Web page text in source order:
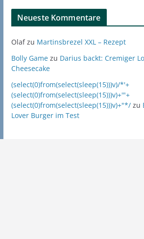
Neueste Kommentare
Olafzu Martinsbrezel XXL – Rezept
Bolly Gamezu Darius backt: Cremiger
Cheesecake
(select(0)from(select(sleep(15)))v)/*'+
(select(0)from(select(sleep(15)))v)+'"+
(select(0)from(select(sleep(15)))v)+"*/zu
Lover Burger im Test